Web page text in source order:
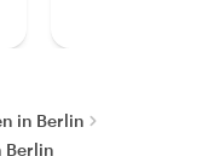
in Berlin
Berlin